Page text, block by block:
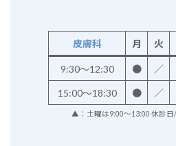
皮膚科 月 火
9:30～12:30 ● ／
15:00～18:30 ● ／
▲：土曜は9:00～13:00 休診日